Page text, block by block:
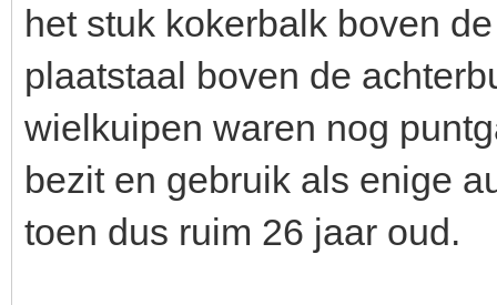
het stuk kokerbalk boven
plaatstaal boven de
wielkuipen waren nog
bezit en gebruik als enige
toen dus ruim 26 jaar oud.